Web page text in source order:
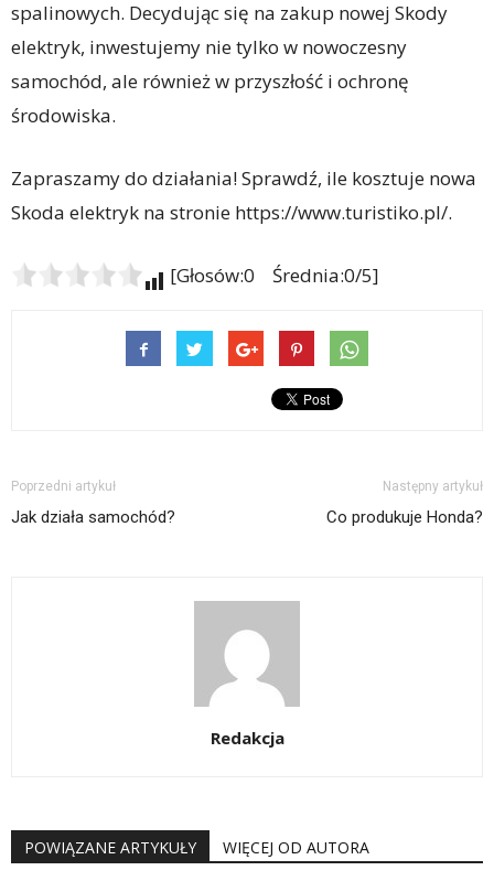
spalinowych. Decydując się na zakup nowej Skody
elektryk, inwestujemy nie tylko w nowoczesny
samochód, ale również w przyszłość i ochronę
środowiska.
Zapraszamy do działania! Sprawdź, ile kosztuje nowa
Skoda elektryk na stronie https://www.turistiko.pl/.
[Głosów:0 Średnia:0/5]
Poprzedni artykuł
Jak działa samochód?
Następny artykuł
Co produkuje Honda?
Redakcja
POWIĄZANE ARTYKUŁY WIĘCEJ OD AUTORA